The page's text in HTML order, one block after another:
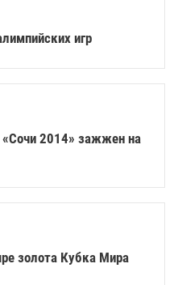
игр
«Сочи 2014» зажжен на
золота Кубка Мира